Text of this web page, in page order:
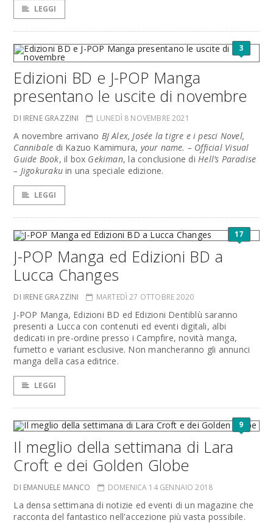
LEGGI
3
Edizioni BD e J-POP Manga
presentano le uscite di novembre
DI IRENE GRAZZINI LUNEDÌ 8 NOVEMBRE 2021
A novembre arrivano BJ Alex, Josée la tigre e i pesci Novel,
Cannibale di Kazuo Kamimura, your name. – Official Visual
Guide Book, il box Gekiman, la conclusione diHell’s Paradise
– Jigokurakuin una speciale edizione.
LEGGI
17
J-POP Manga ed Edizioni BD a
Lucca Changes
DI IRENE GRAZZINI MARTEDÌ 27 OTTOBRE 2020
J-POP Manga, Edizioni BD ed Edizioni Dentiblù saranno
presenti a Lucca con contenuti ed eventi digitali, albi
dedicati in pre-ordine presso i Campfire, novità manga,
fumetto e variant esclusive. Non mancheranno gli annunci
manga della casa editrice.
LEGGI
9
Il meglio della settimana di Lara
Croft e dei Golden Globe
DI EMANUELE MANCO DOMENICA 14 GENNAIO 2018
La densa settimana di notizie ed eventi di un magazine che
racconta del fantastico nell'accezione più vasta possibile.